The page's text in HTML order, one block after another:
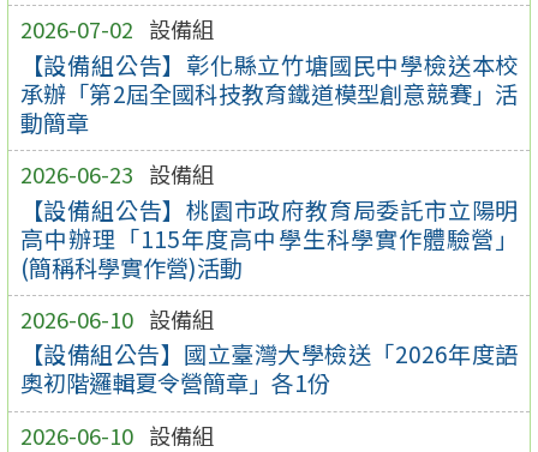
2026-07-02 設備組
【設備組公告】彰化縣立竹塘國民中學檢送本校
承辦「第2屆全國科技教育鐵道模型創意競賽」活
動簡章
2026-06-23 設備組
【設備組公告】桃園市政府教育局委託市立陽明
高中辦理「115年度高中學生科學實作體驗營」
(簡稱科學實作營)活動
2026-06-10 設備組
【設備組公告】國立臺灣大學檢送「2026年度語
奧初階邏輯夏令營簡章」各1份
2026-06-10 設備組